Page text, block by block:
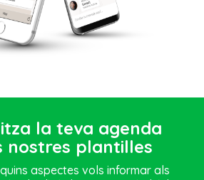
la teva agenda
nostres plantilles
aspectes vols informar als